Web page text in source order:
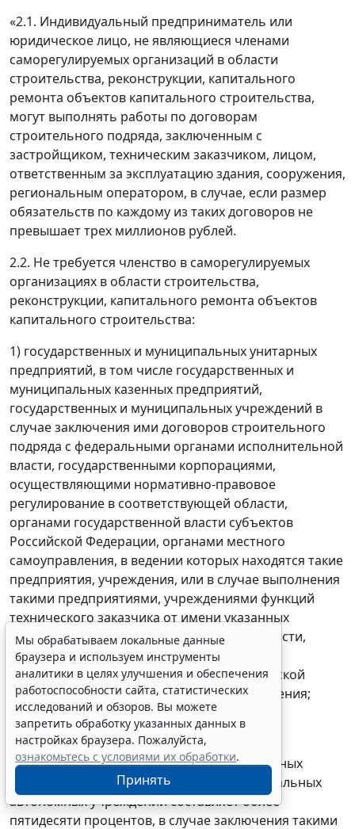
«2.1. Индивидуальный предприниматель или
юридическое лицо, не являющиеся членами
саморегулируемых организаций в области
строительства, реконструкции, капитального
ремонта объектов капитального строительства,
могут выполнять работы по договорам
строительного подряда, заключенным с
застройщиком, техническим заказчиком, лицом,
ответственным за эксплуатацию здания, сооружения,
региональным оператором, в случае, если размер
обязательств по каждому из таких договоров не
превышает трех миллионов рублей.
2.2. Не требуется членство в саморегулируемых
организациях в области строительства,
реконструкции, капитального ремонта объектов
капитального строительства:
1) государственных и муниципальных унитарных
предприятий, в том числе государственных и
муниципальных казенных предприятий,
государственных и муниципальных учреждений в
случае заключения ими договоров строительного
подряда с федеральными органами исполнительной
власти, государственными корпорациями,
осуществляющими нормативно-правовое
регулирование в соответствующей области,
органами государственной власти субъектов
Российской Федерации, органами местного
самоуправления, в ведении которых находятся такие
предприятия, учреждения, или в случае выполнения
такими предприятиями, учреждениями функций
технического заказчика от имени указанных
федеральных органов исполнительной власти,
государственных корпораций, органов
государственной власти субъектов Российской
Федерации, органов местного самоуправления;
2) коммерческих организаций, в уставных
(складочных) капиталах которых доля
государственных и муниципальных унитарных
предприятий, государственных и муниципальных
автономных учреждений составляет более
пятидесяти процентов, в случае заключения такими
Мы обрабатываем локальные данные
браузера и используем инструменты
аналитики в целях улучшения и обеспечения
работоспособности сайта, статистических
исследований и обзоров. Вы можете
запретить обработку указанных данных в
настройках браузера. Пожалуйста,
ознакомьтесь с условиями их обработки.
Принять